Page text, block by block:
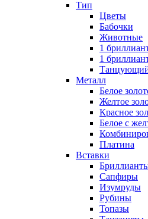
Тип
Цветы
Бабочки
Животные
1
1
Металл
Белое
Желтое
Красное
Белое с
Платина
Вставки
Сапфиры
Изумруды
Рубины
Топазы